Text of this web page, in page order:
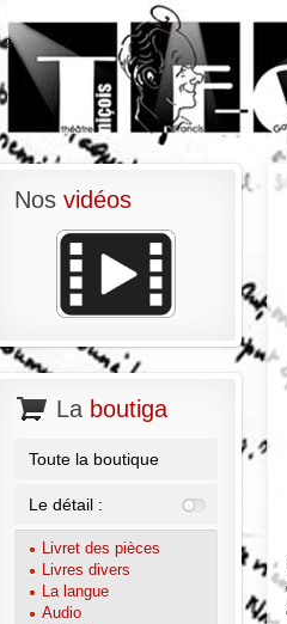
Nos vidéos
La boutiga
Toute la boutique
Le détail :
Livret des pièces
Livres divers
La langue
Audio